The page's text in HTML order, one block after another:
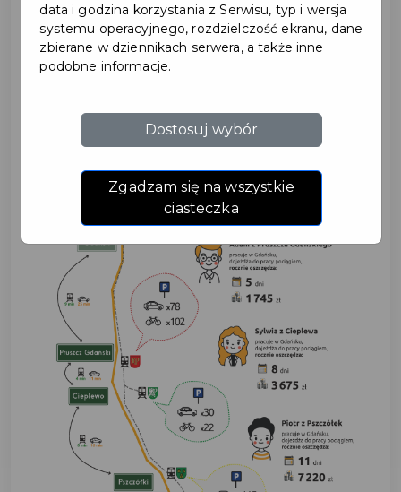
PODRÓŻUJEMY
SZYBCIEJ DZIĘKI UNII
data i godzina korzystania z Serwisu, typ i wersja
systemu operacyjnego, rozdzielczość ekranu, dane
zbierane w dziennikach serwera, a także inne
podobne informacje.
Dostosuj wybór
Zgadzam się na wszystkie
ciasteczka